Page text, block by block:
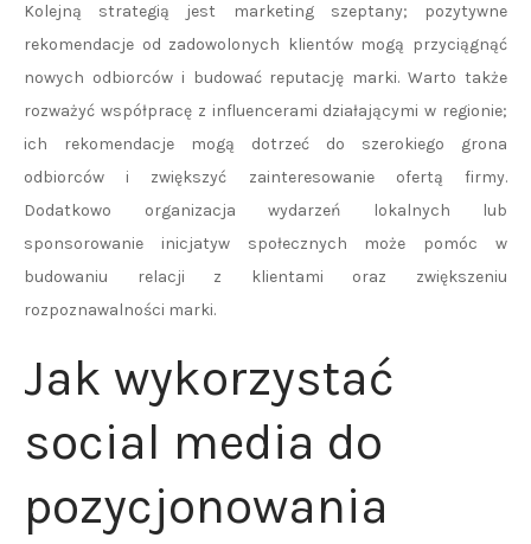
Kolejną strategią jest marketing szeptany; pozytywne
rekomendacje od zadowolonych klientów mogą przyciągnąć
nowych odbiorców i budować reputację marki. Warto także
rozważyć współpracę z influencerami działającymi w regionie;
ich rekomendacje mogą dotrzeć do szerokiego grona
odbiorców i zwiększyć zainteresowanie ofertą firmy.
Dodatkowo organizacja wydarzeń lokalnych lub
sponsorowanie inicjatyw społecznych może pomóc w
budowaniu relacji z klientami oraz zwiększeniu
rozpoznawalności marki.
Jak wykorzystać
social media do
pozycjonowania